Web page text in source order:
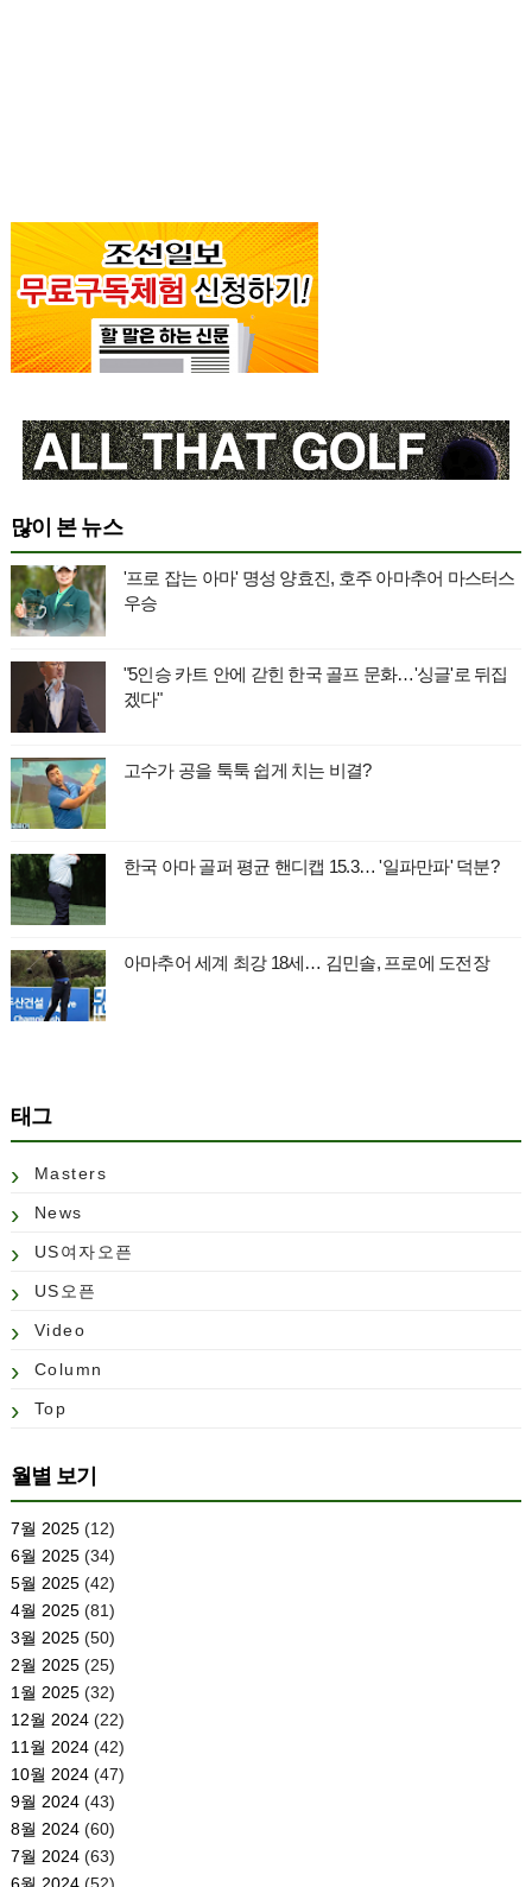
많이 본 뉴스
'프로 잡는 아마' 명성 양효진, 호주 아마추어 마스터스
우승
"5인승 카트 안에 갇힌 한국 골프 문화…'싱글'로 뒤집
겠다"
고수가 공을 툭툭 쉽게 치는 비결?
한국 아마 골퍼 평균 핸디캡 15.3… '일파만파' 덕분?
아마추어 세계 최강 18세… 김민솔, 프로에 도전장
태그
Masters
News
US여자오픈
US오픈
Video
Column
Top
월별 보기
7월 2025(12)
6월 2025(34)
5월 2025(42)
4월 2025(81)
3월 2025(50)
2월 2025(25)
1월 2025(32)
12월 2024(22)
11월 2024(42)
10월 2024(47)
9월 2024(43)
8월 2024(60)
7월 2024(63)
6월 2024(52)